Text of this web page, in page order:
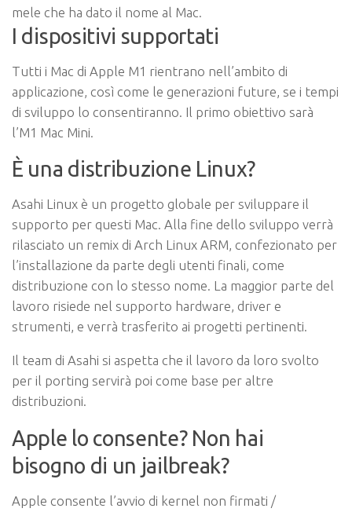
mele che ha dato il nome al Mac.
I dispositivi supportati
Tutti i Mac di Apple M1 rientrano nell’ambito di
applicazione, così come le generazioni future, se i tempi
di sviluppo lo consentiranno. Il primo obiettivo sarà
l’M1 Mac Mini.
È una distribuzione Linux?
Asahi Linux è un progetto globale per sviluppare il
supporto per questi Mac. Alla fine dello sviluppo verrà
rilasciato un remix di Arch Linux ARM, confezionato per
l’installazione da parte degli utenti finali, come
distribuzione con lo stesso nome. La maggior parte del
lavoro risiede nel supporto hardware, driver e
strumenti, e verrà trasferito ai progetti pertinenti.
Il team di Asahi si aspetta che il lavoro da loro svolto
per il porting servirà poi come base per altre
distribuzioni.
Apple lo consente? Non hai
bisogno di un jailbreak?
Apple consente l’avvio di kernel non firmati /